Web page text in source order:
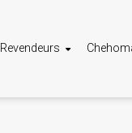
Revendeurs